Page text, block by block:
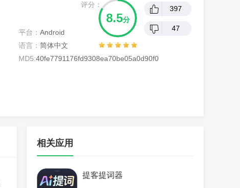
平台： Android
语言： 简体中文
MD5:40fe7791176fd9308ea70be05a0d90f0
评分：
8.5分
397
47
相关应用
提客提词器